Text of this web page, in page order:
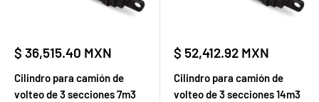
Precio
venta
$ 36,515.40 MXN
Cilindro para camión de
volteo de 3 secciones 7m3
Precio
venta
$ 52,412.92 MXN
Cilindro para camión de
volteo de 3 secciones 14m3